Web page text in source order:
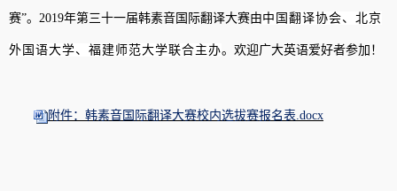
赛”。 2019年第三十一届韩素音国际翻译大赛由中国翻译协会、北京
外国语大学、福建师范大学联合主办。欢迎广大英语爱好者参加！
附件：韩素音国际翻译大赛校内选拔赛报名表.docx